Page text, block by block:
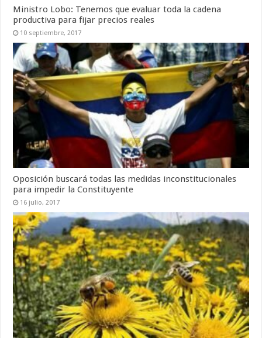
Ministro Lobo: Tenemos que evaluar toda la cadena
productiva para fijar precios reales
10 septiembre, 2017
Oposición buscará todas las medidas inconstitucionales
para impedir la Constituyente
16 julio, 2017